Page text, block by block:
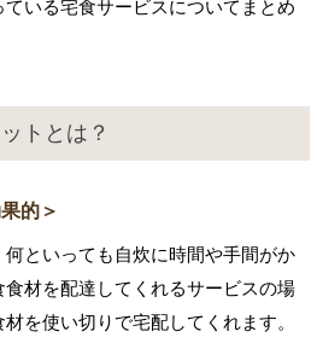
いる宅食サービスについてまとめ
トとは？
的＞
といっても自炊に時間や手間がか
材を配達してくれるサービスの場
を使い切りで宅配してくれます。